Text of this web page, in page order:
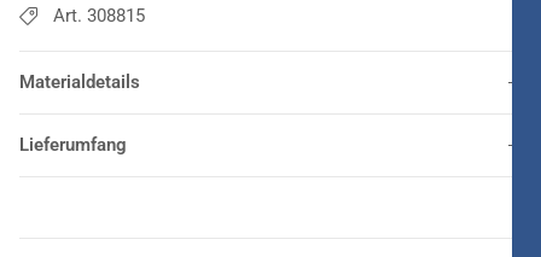
Art. 308815
Materialdetails
Lieferumfang